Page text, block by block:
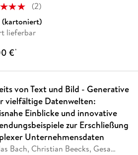
(2)
(kartoniert)
lieferbar
€*
von Text und Bild - Generative
vielfältige Datenwelten:
Einblicke und innovative
zur Erschließung
Unternehmensdaten
Bach, Christian Beecks, Gesa